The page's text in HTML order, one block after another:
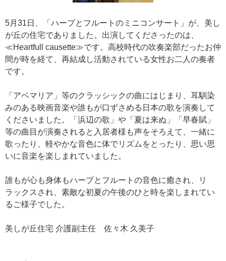
5月31日、「ハープとフルートのミニコンサート」が、美し
が丘の住宅でありました。出演してくださったのは、
≪Heartfull causette≫です。高校時代の吹奏楽部だったお仲
間が時を経て、再結成し活動されている女性お二人の奏者
です。
「アベマリア」等のクラッシックの曲にはじまり、耳馴染
みのある映画音楽や誰もが口ずさめる日本の歌を演奏して
くださいました。「浜辺の歌」や「夏は来ぬ」「早春賦」
等の曲目が演奏されると入居者様も声をそろえて、一緒に
歌ったり、軽やかな音色に体でリズムをとったり、思い思
いに音楽を楽しまれていました。
誰もが心も身体もハープとフルートの音色に癒され、リ
ラックスされ、素敵な初夏の午後のひと時を楽しまれてい
るご様子でした。
美しが丘住宅 介護副主任 佐々木 久美子